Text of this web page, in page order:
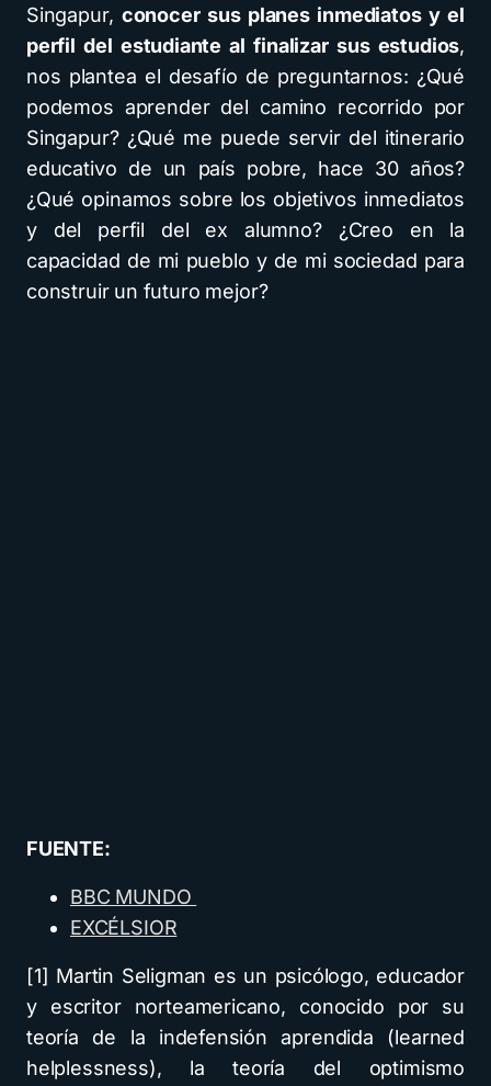
Singapur, conocer sus planes inmediatos y el
perfil del estudiante al finalizar sus estudios,
nos plantea el desafío de preguntarnos: ¿Qué
podemos aprender del camino recorrido por
Singapur? ¿Qué me puede servir del itinerario
educativo de un país pobre, hace 30 años?
¿Qué opinamos sobre los objetivos inmediatos
y del perfil del ex alumno? ¿Creo en la
capacidad de mi pueblo y de mi sociedad para
construir un futuro mejor?
FUENTE:
BBC MUNDO
EXCÉLSIOR
[1] Martin Seligman es un psicólogo, educador
y escritor norteamericano, conocido por su
teoría de la indefensión aprendida (learned
helplessness), la teoría del optimismo